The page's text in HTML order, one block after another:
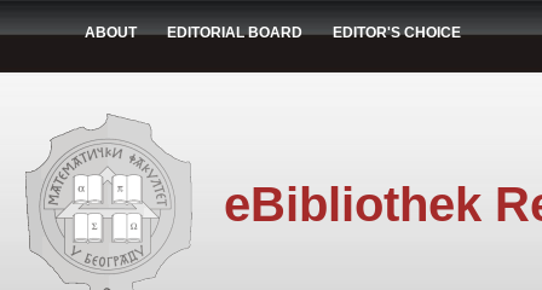
ABOUT EDITORIAL BOARD EDITOR'S CHOICE
eBibliothek